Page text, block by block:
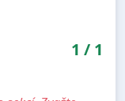
1 / 1